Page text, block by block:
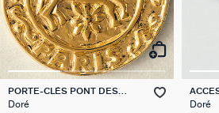
PORTE-CLÉS PONT DES
ARTS
Doré Doré